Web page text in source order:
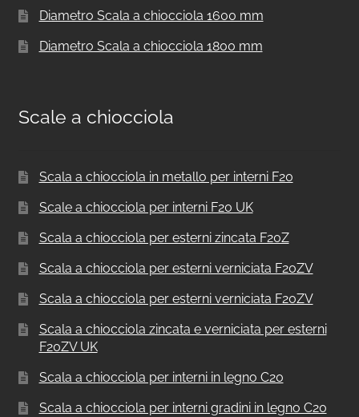
Diametro Scala a chiocciola 1600 mm
Diametro Scala a chiocciola 1800 mm
Scale a chiocciola
Scala a chiocciola in metallo per interni F20
Scale a chiocciola per interni F20 UK
Scala a chiocciola per esterni zincata F20Z
Scala a chiocciola per esterni verniciata F20ZV
Scala a chiocciola per esterni verniciata F20ZV
Scala a chiocciola zincata e verniciata per esterni
F20ZV UK
Scala a chiocciola per interni in legno C20
Scala a chiocciola per interni gradini in legno C20